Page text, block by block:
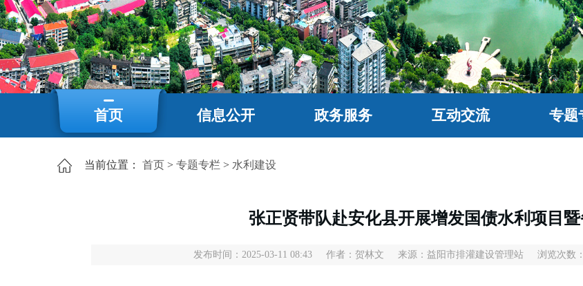
首页 信息公开 政务服务 互动交流 专题
当前位置： 首页 > 专题专栏 > 水利建设
张正贤带队赴安化县开展增发国债水利项目
发布时间：2025-03-11 08:43 作者：贺林文 来源：益阳市排灌建设管理站 浏览次数：